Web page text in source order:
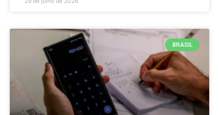
BRASIL